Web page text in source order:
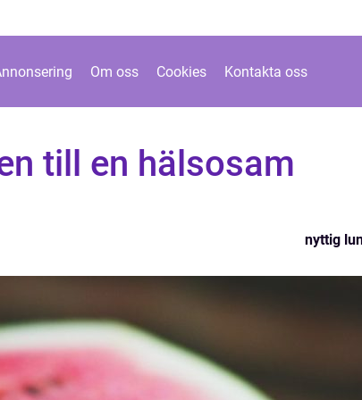
Om oss Cookies Kontakta oss
till en hälsosam
nyttig